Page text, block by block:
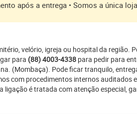
após a entrega • Somos a única
velório, igreja ou hospital da região.
para (88) 4003-4338 para pedir para
(Mombaça). Pode ficar tranquilo,
com procedimentos internos auditados
é tratada com atenção especial,